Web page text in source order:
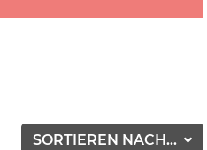
SORTIEREN NACH...